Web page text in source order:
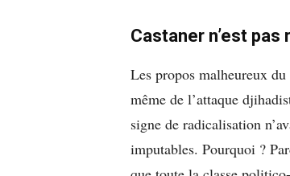
Castaner n’est pas
Les propos malheureux
même de l’attaque
signe de radicalisation
imputables. Pourquoi ?